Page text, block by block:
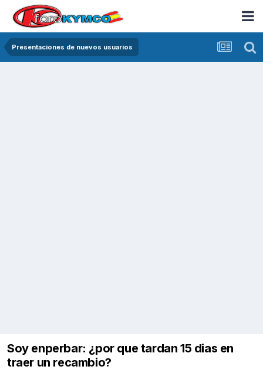
Presentaciones de nuevos usuarios
Soy enperbar: ¿por que tardan 15 dias en
traer un recambio?